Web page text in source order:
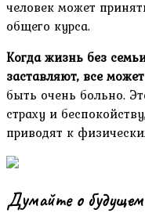
человек может
общего курса.
Когда жизнь без
заставляют, все
быть очень больно.
страху и
приводят к
Думайте о будущем